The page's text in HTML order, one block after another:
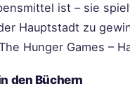
ist – sie
Hauptstadt zu
Hunger Games –
den Büchern